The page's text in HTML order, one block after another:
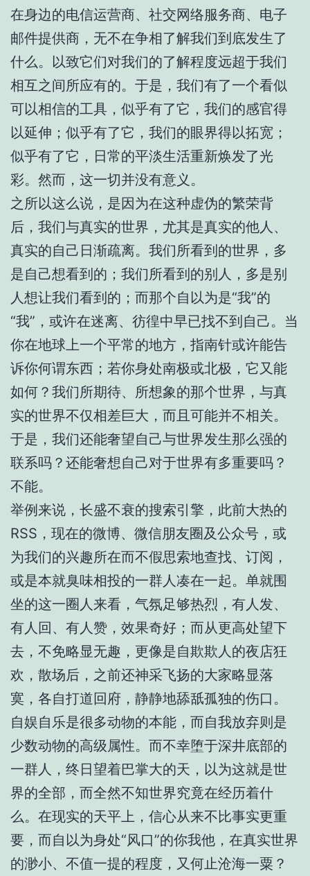
在身边的电信运营商、社交网络服务商、电子
邮件提供商，无不在争相了解我们到底发生了
什么。以致它们对我们的了解程度远超于我们
相互之间所应有的。于是，我们有了一个看似
可以相信的工具，似乎有了它，我们的感官得
以延伸；似乎有了它，我们的眼界得以拓宽；
似乎有了它，日常的平淡生活重新焕发了光
彩。然而，这一切并没有意义。
之所以这么说，是因为在这种虚伪的繁荣背
后，我们与真实的世界，尤其是真实的他人、
真实的自己日渐疏离。我们所看到的世界，多
是自己想看到的；我们所看到的别人，多是别
人想让我们看到的；而那个自以为是“我”的
“我”，或许在迷离、彷徨中早已找不到自己。当
你在地球上一个平常的地方，指南针或许能告
诉你何谓东西；若你身处南极或北极，它又能
如何？我们所期待、所想象的那个世界，与真
实的世界不仅相差巨大，而且可能并不相关。
于是，我们还能奢望自己与世界发生那么强的
联系吗？还能奢想自己对于世界有多重要吗？
不能。
举例来说，长盛不衰的搜索引擎，此前大热的
RSS，现在的微博、微信朋友圈及公众号，或
为我们的兴趣所在而不假思索地查找、订阅，
或是本就臭味相投的一群人凑在一起。单就围
坐的这一圈人来看，气氛足够热烈，有人发、
有人回、有人赞，效果奇好；而从更高处望下
去，不免略显无趣，更像是自欺欺人的夜店狂
欢，散场后，之前还神采飞扬的大家略显落
寞，各自打道回府，静静地舔舐孤独的伤口。
自娱自乐是很多动物的本能，而自我放弃则是
少数动物的高级属性。而不幸堕于深井底部的
一群人，终日望着巴掌大的天，以为这就是世
界的全部，而全然不知世界究竟在经历着什
么。在现实的天平上，信心从来不比事实更重
要，而自以为身处“风口”的你我他，在真实世界
的渺小、不值一提的程度，又何止沧海一粟？